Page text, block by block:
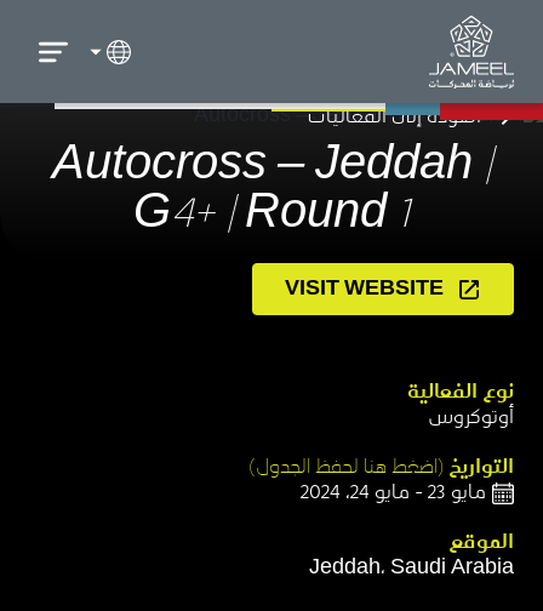
العودة إلى الفعاليات
Autocross – Jeddah |
G4+ | Round 1
VISIT WEBSITE
نوع الفعالية​
أوتوكروس​
التواريخ (اضغط هنا لحفظ الجدول)​
مايو 23 - مايو 24، 2024
الموقع​
Jeddah، Saudi Arabia